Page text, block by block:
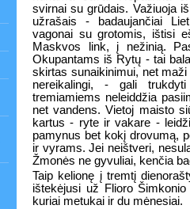
svirnai su grūdais. Važiuoja
užrašais - badaujančiai
vagonai su grotomis, ištisi
Maskvos link, į nežinią.
Okupantams iš Rytų - tai
skirtas sunaikinimui, net
nereikalingi, - gali
tremiamiems neleiddžia
net vandens. Vietoj maisto
kartus - ryte ir vakare -
pamynus bet kokį drovumą,
ir vyrams. Jei neištveri,
Žmonės ne gyvuliai, kenčia
Taip kelionę į tremtį
ištekėjusi už Flioro
kuriai metukai ir du mėnesiai.